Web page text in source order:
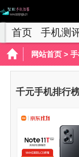
首页 手机测
网站首页>
千元手机排行